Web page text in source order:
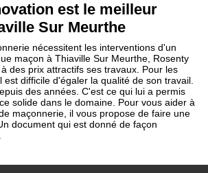
est le meilleur
Sur Meurthe
nécessitent les interventions d'un
maçon à Thiaville Sur Meurthe, Rosenty
des prix attractifs ses travaux. Pour les
difficile d'égaler la qualité de son travail.
des années. C'est ce qui lui a permis
solide dans le domaine. Pour vous aider à
maçonnerie, il vous propose de faire une
document qui est donné de façon